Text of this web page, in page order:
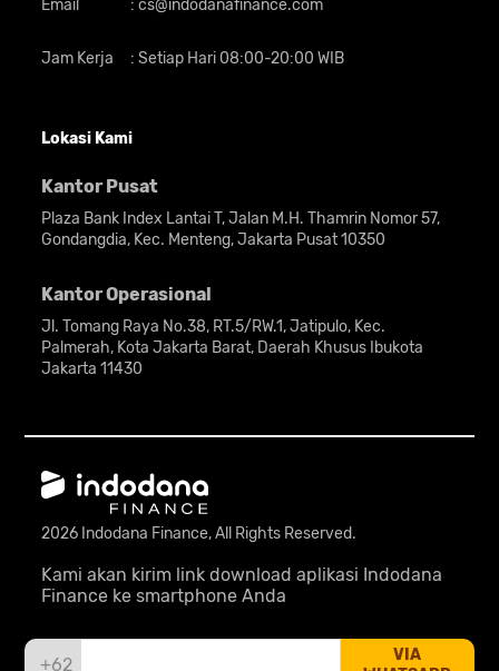
Email : cs@indodanafinance.com
Jam Kerja : Setiap Hari 08:00-20:00 WIB
Lokasi Kami
Kantor Pusat
Plaza Bank Index Lantai T, Jalan M.H. Thamrin Nomor 57,
Gondangdia, Kec. Menteng, Jakarta Pusat 10350
Kantor Operasional
Jl. Tomang Raya No.38, RT.5/RW.1, Jatipulo, Kec.
Palmerah, Kota Jakarta Barat, Daerah Khusus Ibukota
Jakarta 11430
2026 Indodana Finance, All Rights Reserved.
Kami akan kirim link download aplikasi Indodana
Finance ke smartphone Anda
+62
VIA